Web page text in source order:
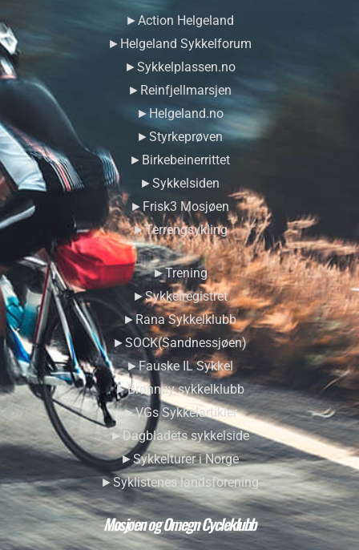
►Action Helgeland
►Helgeland Sykkelforum
►Sykkelplassen.no
►Reinfjellmarsjen
►Helgeland.no
►Styrkeprøven
►Birkebeinerrittet
►Sykkelsiden
►Frisk3 Mosjøen
►Terrengsykling
►Trening
►Sykkelregistret
►Rana Sykkelklubb
►SOCK(Sandnessjøen)
►Fauske IL Sykkel
►Brønnøy sykkelklubb
►VGs Sykkelartikler
►Dagbladets sykkelside
►Sykkelturer i Norge
►Syklistenes landsforening
Mosjøen og Omegn Cycleklubb